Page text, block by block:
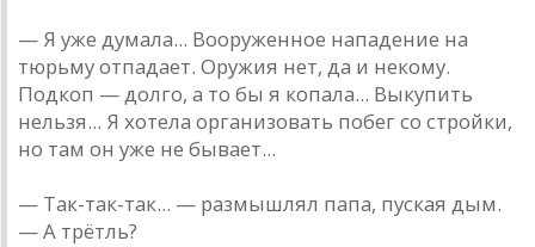
— Я уже думала... Вооруженное нападение на
тюрьму отпадает. Оружия нет, да и некому.
Подкоп — долго, а то бы я копала... Выкупить
нельзя... Я хотела организовать побег со стройки,
но там он уже не бывает...
— Так-так-так... — размышлял папа, пуская дым.
— А трётль?